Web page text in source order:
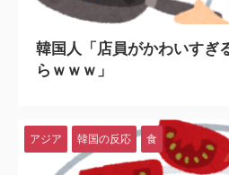
韓国人「店員がかわいすぎ
らｗｗｗ」
アジア 韓国の反応 食